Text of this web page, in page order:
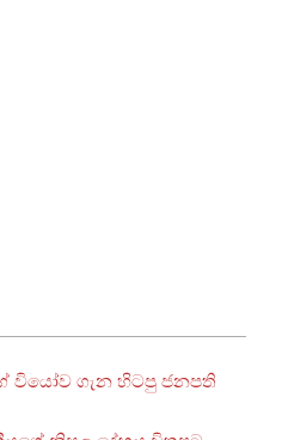
වියෝව ගැන හිටපු ජනපති